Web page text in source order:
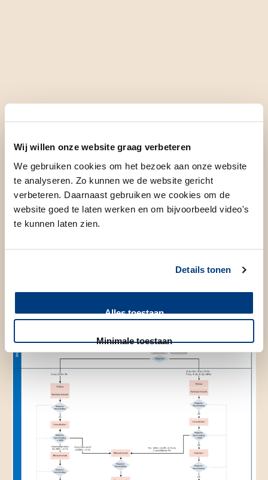
Wij willen onze website graag verbeteren
We gebruiken cookies om het bezoek aan onze website
te analyseren. Zo kunnen we de website gericht
verbeteren. Daarnaast gebruiken we cookies om de
website goed te laten werken en om bijvoorbeeld video's
te kunnen laten zien.
Details tonen
Alles toestaan
Minimale toestaan
Klik op afbeelding om PDF te openen.
Acute Lymfatische leukemie boven 40